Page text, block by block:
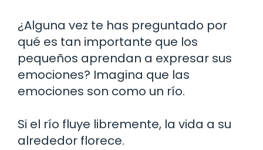
¿Alguna vez te has preguntado por
qué es tan importante que los
pequeños aprendan a expresar sus
emociones? Imagina que las
emociones son como un río.
Si el río fluye libremente, la vida a su
alrededor florece.